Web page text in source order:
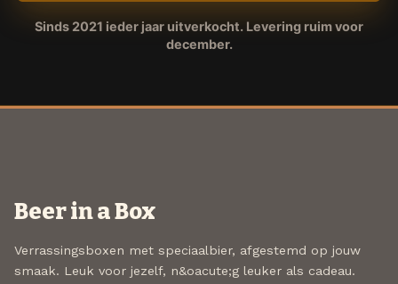
Sinds 2021 ieder jaar uitverkocht. Levering ruim voor
december.
Beer in a Box
Verrassingsboxen met speciaalbier, afgestemd op jouw
smaak. Leuk voor jezelf, n&oacute;g leuker als cadeau.